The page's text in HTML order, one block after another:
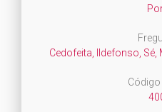
Cedofeita, Ildefonso,
Código